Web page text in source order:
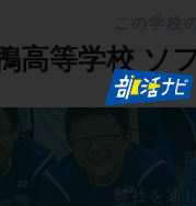
弊社を通
高等学校 ソ